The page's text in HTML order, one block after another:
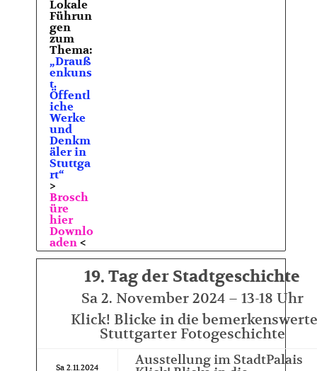
Lokale
Führun
gen
zum
Thema:
„Drauß
enkuns
t.
Öffentl
iche
Werke
und
Denkm
äler in
Stuttga
rt“
>
Brosch
üre
hier
Downlo
aden<
19. Tag der Stadtgeschichte
Sa 2. November 2024 – 13-18 Uhr
Klick! Blicke in die bemerkenswerte
Stuttgarter Fotogeschichte
Sa 2.11.2024
Ausstellung im StadtPalais